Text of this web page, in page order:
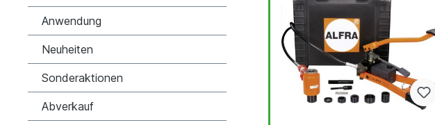
Anwendung
Neuheiten
Sonderaktionen
Abverkauf